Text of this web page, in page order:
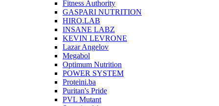
Fitness Authority
GASPARI NUTRITION
HIRO.LAB
INSANE LABZ
KEVIN LEVRONE
Lazar Angelov
Megabol
Optimum Nutrition
POWER SYSTEM
Proteini.ba
Puritan's Pride
PVL Mutant